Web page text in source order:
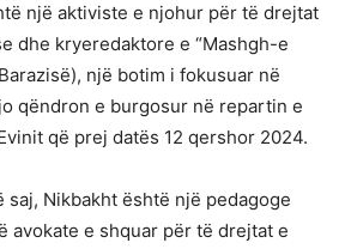
një aktiviste e njohur për të drejtat
dhe kryeredaktore e “Mashgh-e
një botim i fokusuar në
qëndron e burgosur në repartin e
që prej datës 12 qershor 2024.
saj, Nikbakht është një pedagoge
avokate e shquar për të drejtat e